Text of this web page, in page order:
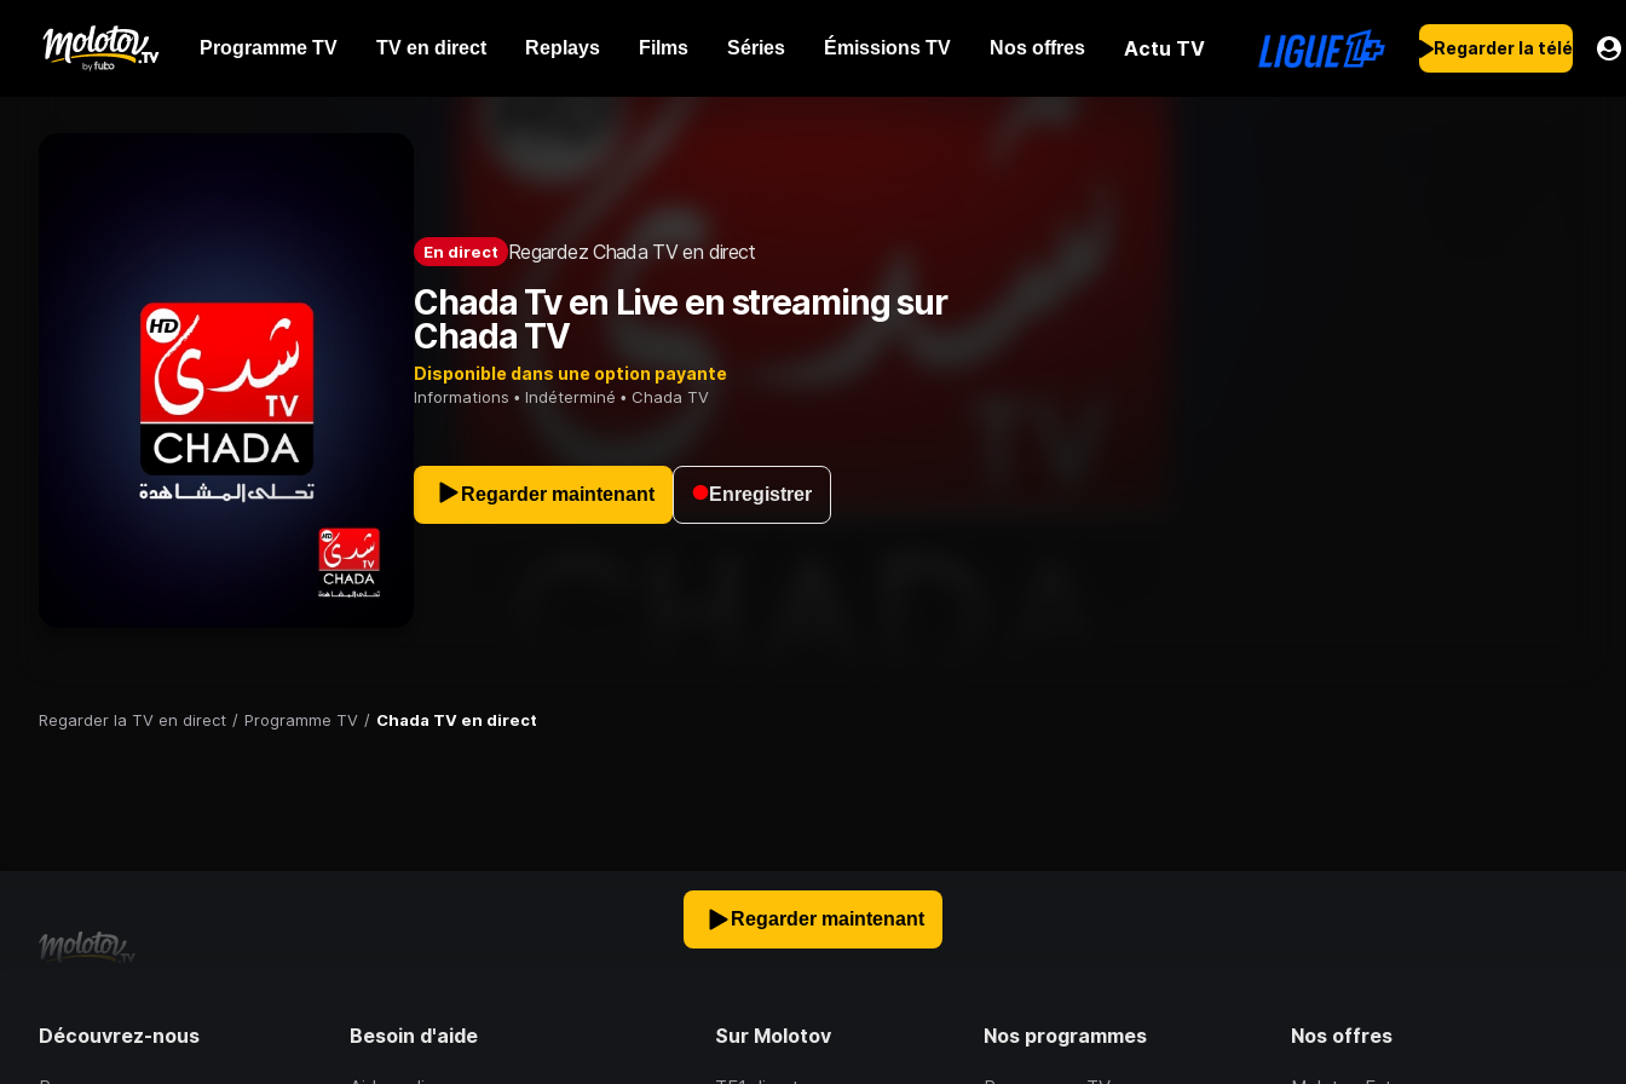
Programme TV TV en direct Replays Films Séries Émissions TV Nos offres Actu TV Regarder la télé
Regarder la TV en direct / Programme TV / Chada TV en direct
En direct Regardez Chada TV en direct
Chada Tv en Live en streaming sur
Chada TV
Disponible dans une option payante
Informations Indéterminé Chada TV
Regarder maintenant Enregistrer
Regarder maintenant
Découvrez-nous Besoin d'aide Sur Molotov Nos programmes Nos offres